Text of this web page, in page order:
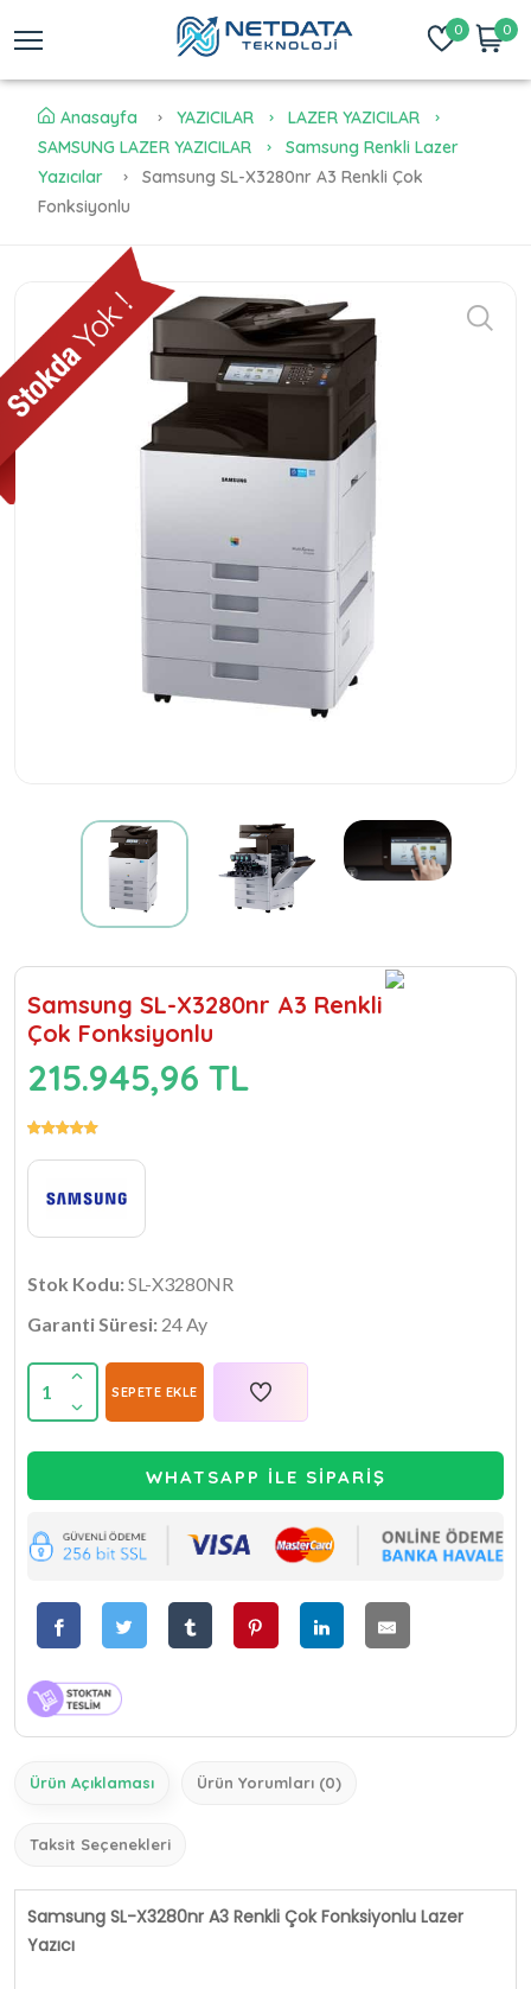
0 0
Anasayfa YAZICILAR
LAZER YAZICILAR
SAMSUNG LAZER YAZICILAR
Samsung Renkli Lazer
Yazıcılar
Samsung SL-X3280nr A3 Renkli Çok
Fonksiyonlu
Samsung SL-X3280nr A3 Renkli
Çok Fonksiyonlu
215.945,96 TL
Stok Kodu:SL-X3280NR
Garanti Süresi: 24 Ay
1 SEPETE EKLE
WHATSAPP İLE SİPARİŞ
Ürün Açıklaması Ürün Yorumları (0)
Taksit Seçenekleri
Samsung SL-X3280nr A3 Renkli Çok Fonksiyonlu Lazer
Yazıcı